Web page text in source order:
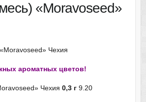
«Moravoseed»
«Moravoseed» Чехия
ароматных цветов!
Чехия 0,3 г9.20